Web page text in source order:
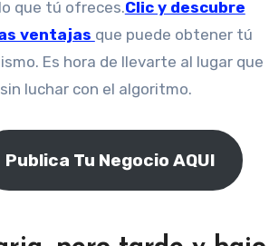
que tú ofreces.Clic y descubre
ventajas que puede obtener tú
Es hora de llevarte al lugar que
luchar con el algoritmo.
Publica Tu Negocio AQUI